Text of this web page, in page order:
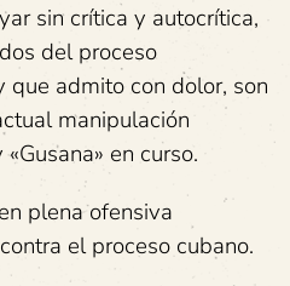
sin crítica y autocrítica,
del proceso
que admito con dolor, son
manipulación
en curso.
plena ofensiva
el proceso cubano.